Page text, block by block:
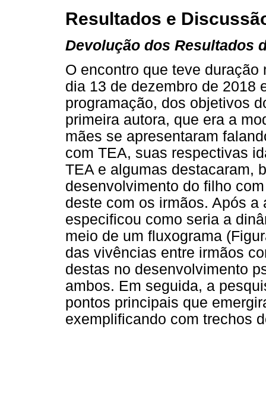
Resultados e
Devolução dos Resultados
O encontro que teve
dia 13 de dezembro de 2018
programação, dos objetivos
primeira autora, que era a
mães se apresentaram
com TEA, suas respectivas
TEA e algumas destacaram,
desenvolvimento do filho
deste com os irmãos. Após
especificou como seria a
meio de um fluxograma
das vivências entre irmãos
destas no desenvolvimento
ambos. Em seguida, a
pontos principais que
exemplificando com trechos